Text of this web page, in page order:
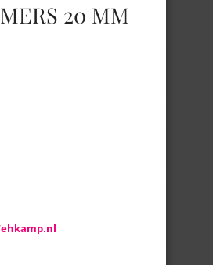
20 MM